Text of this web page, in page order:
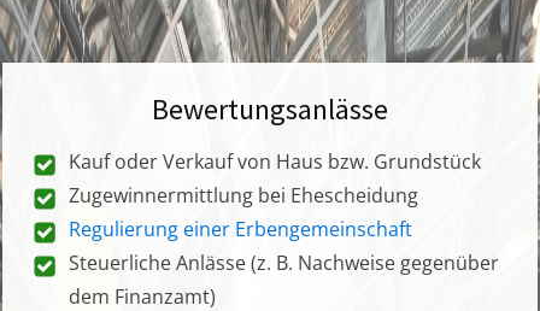
Bewertungsanlässe
Kauf oder Verkauf von Haus bzw. Grundstück
Zugewinnermittlung bei Ehescheidung
Regulierung einer Erbengemeinschaft
Steuerliche Anlässe (z. B. Nachweise gegenüber
dem Finanzamt)